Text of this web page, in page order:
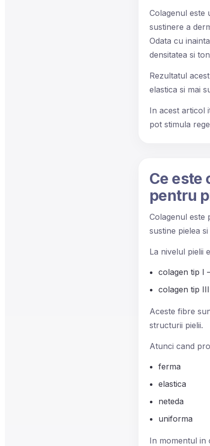
Colagenul este
sustinere a
Odata cu
densitatea si
Rezultatul
elastica si mai
In acest articol
pot stimula
Ce este
pentru
Colagenul este
sustine pielea
La nivelul pielii
colagen tip I
colagen tip
Aceste fibre
structurii pielii.
Atunci cand
ferma
elastica
neteda
uniforma
In momentul in